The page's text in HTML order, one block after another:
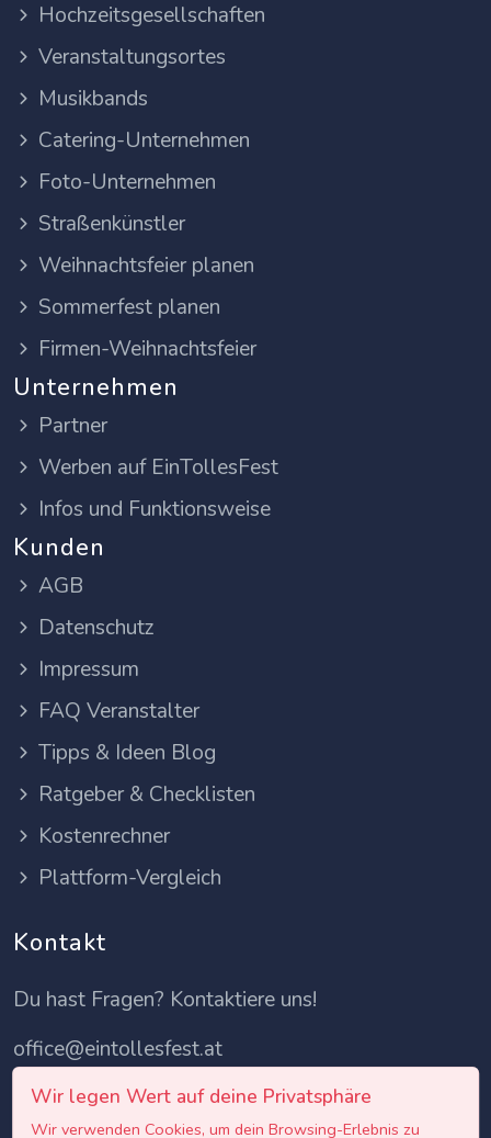
Hochzeitsgesellschaften
Veranstaltungsortes
Musikbands
Catering-Unternehmen
Foto-Unternehmen
Straßenkünstler
Weihnachtsfeier planen
Sommerfest planen
Firmen-Weihnachtsfeier
Unternehmen
Partner
Werben auf EinTollesFest
Infos und Funktionsweise
Kunden
AGB
Datenschutz
Impressum
FAQ Veranstalter
Tipps & Ideen Blog
Ratgeber & Checklisten
Kostenrechner
Plattform-Vergleich
Kontakt
Du hast Fragen? Kontaktiere uns!
office@eintollesfest.at
Wir legen Wert auf deine Privatsphäre
Wir verwenden Cookies, um dein Browsing-Erlebnis zu